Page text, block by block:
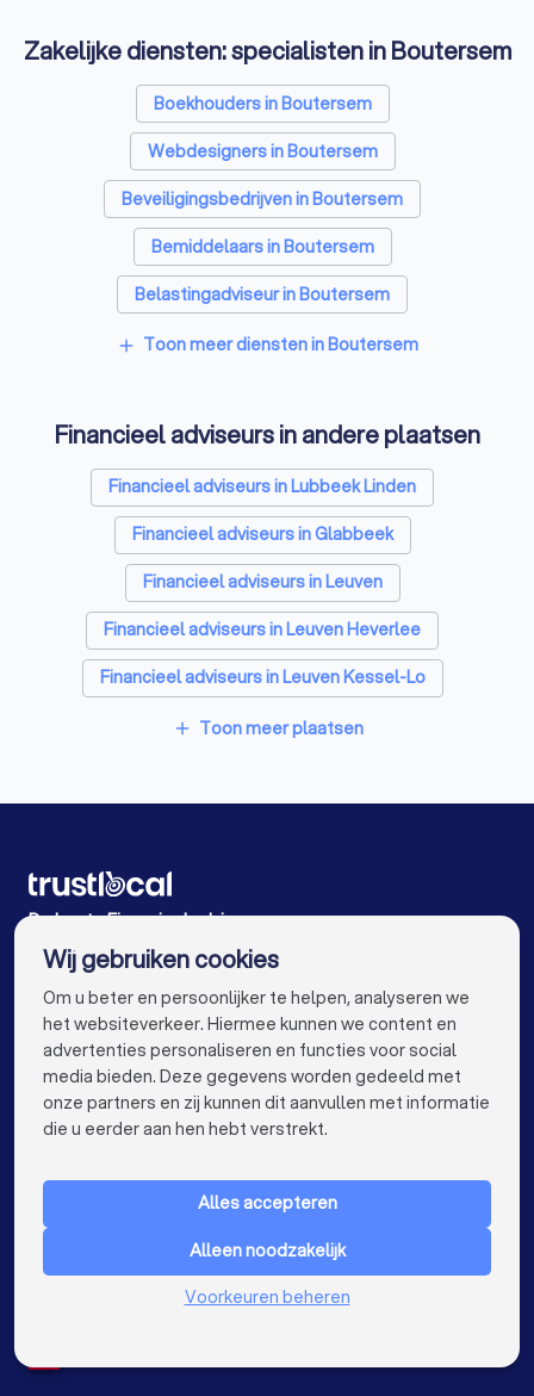
Zakelijke diensten: specialisten in Boutersem
Boekhouders in Boutersem
Webdesigners in Boutersem
Beveiligingsbedrijven in Boutersem
Bemiddelaars in Boutersem
Belastingadviseur in Boutersem
Videografen in Boutersem
add Toon meer diensten in Boutersem
Financieel adviseurs in andere plaatsen
Financieel adviseurs in Lubbeek Linden
Financieel adviseurs in Glabbeek
Financieel adviseurs in Leuven
Financieel adviseurs in Leuven Heverlee
Financieel adviseurs in Leuven Kessel-Lo
Financieel adviseurs in Aarschot
Financieel adviseurs in Haacht Wakkerzeel
Financieel adviseurs in Landen Overwinden
Financieel adviseurs in Antwerpen
Financieel adviseurs in Gent
Financieel adviseurs in Brugge
Financieel adviseurs in Aalst
Financieel adviseurs in Kortrijk
Financieel adviseurs in Hasselt
Financieel adviseurs in Sint-Niklaas
add Toon meer plaatsen
De beste Financieel adviseurs voor u
VOOR PARTICULIEREN keyboard_arrow_down
Nederland
Wij gebruiken cookies
Om u beter en persoonlijker te helpen, analyseren we
het websiteverkeer. Hiermee kunnen we content en
advertenties personaliseren en functies voor social
media bieden. Deze gegevens worden gedeeld met
onze partners en zij kunnen dit aanvullen met informatie
die u eerder aan hen hebt verstrekt.
Alles accepteren
Alleen noodzakelijk
Voorkeuren beheren